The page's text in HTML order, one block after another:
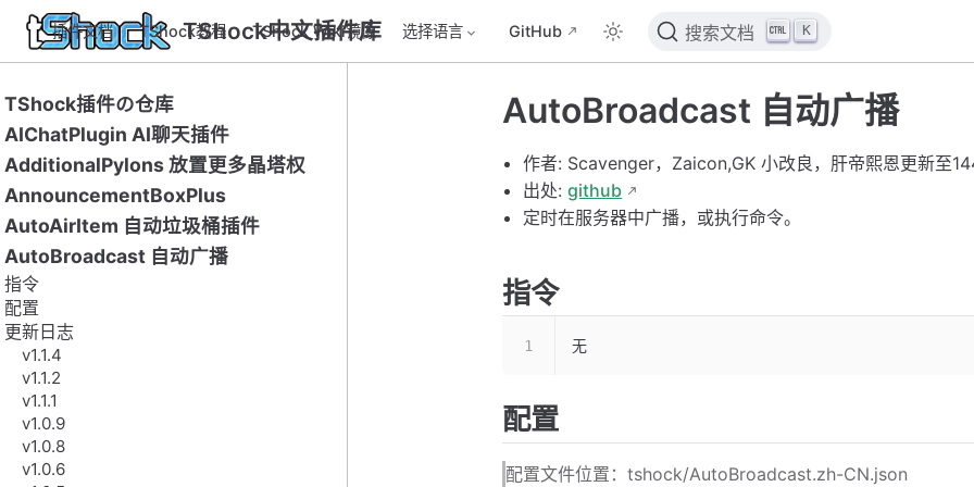
TShock中文插件库
插件文档 TShock教程 TShock Wiki镜像 选择语言 GitHub 搜索文档 K
TShock插件の仓库
AIChatPlugin AI聊天插件
AdditionalPylons 放置更多晶塔权
AnnouncementBoxPlus
AutoAirItem 自动垃圾桶插件
AutoBroadcast 自动广播
指令
配置
更新日志
v1.1.4
v1.1.2
v1.1.1
v1.0.9
v1.0.8
v1.0.6
AutoBroadcast 自动广播
作者: Scavenger，Zaicon,GK 小改良，肝帝熙恩更新至
出处:github
定时在服务器中广播，或执行命令。
指令
无
配置
配置文件位置：tshock/AutoBroadcast.zh-CN.json